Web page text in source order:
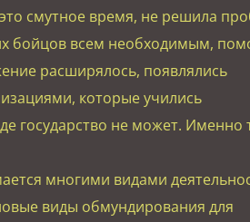
смутное время, не решила
бойцов всем необходимым,
расширялось, появлялись
которые учились
государство не может. Именно
многими видами
виды обмундирования для